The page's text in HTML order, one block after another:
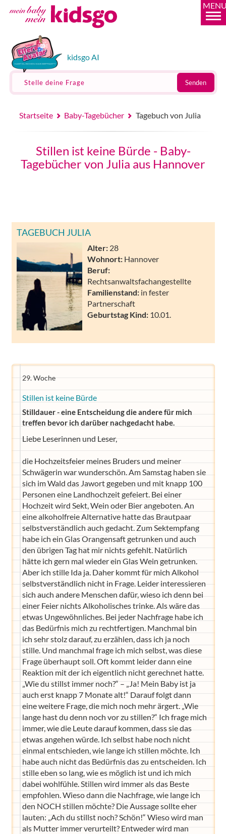
kidsgo AI
Stelle deine Frage Senden
Startseite Baby-Tagebücher Tagebuch von Julia
Stillen ist keine Bürde - Baby-
Tagebücher von Julia aus Hannover
TAGEBUCH JULIA
Alter: 28
Wohnort: Hannover
Beruf:
Rechtsanwaltsfachangestellte
Familienstand: in fester
Partnerschaft
Geburtstag Kind: 10.01.
29. Woche
Stillen ist keine Bürde
Stilldauer - eine Entscheidung die andere für mich
treffen bevor ich darüber nachgedacht habe.
Liebe Leserinnen und Leser,
die Hochzeitsfeier meines Bruders und meiner
Schwägerin war wunderschön. Am Samstag haben sie
sich im Wald das Jawort gegeben und mit knapp 100
Personen eine Landhochzeit gefeiert. Bei einer
Hochzeit wird Sekt, Wein oder Bier angeboten. An
eine alkoholfreie Alternative hatte das Brautpaar
selbstverständlich auch gedacht. Zum Sektempfang
habe ich ein Glas Orangensaft getrunken und auch
den übrigen Tag hat mir nichts gefehlt. Natürlich
hätte ich gern mal wieder ein Glas Wein getrunken.
Aber ich stille Ida ja. Daher kommt für mich Alkohol
selbstverständlich nicht in Frage. Leider interessieren
sich auch andere Menschen dafür, wieso ich denn bei
einer Feier nichts Alkoholisches trinke. Als wäre das
etwas Ungewöhnliches. Bei jeder Nachfrage habe ich
das Bedürfnis mich zu rechtfertigen. Manchmal bin
ich sehr stolz darauf, zu erzählen, dass ich ja noch
stille. Und manchmal frage ich mich selbst, was diese
Frage überhaupt soll. Oft kommt leider dann eine
Reaktion mit der ich eigentlich nicht gerechnet hatte.
„Wie du stillst immer noch?“ – „Ja! Mein Baby ist ja
auch erst knapp 7 Monate alt!“ Darauf folgt dann
eine weitere Frage, die mich noch mehr ärgert. „Wie
lange hast du denn noch vor zu stillen?“ Ich frage mich
immer, wie die Leute darauf kommen, dass sie das
etwas angehen würde. Ich selbst habe noch nicht
einmal entschieden, wie lange ich stillen möchte. Ich
habe auch nicht das Bedürfnis das zu entscheiden. Ich
stille eben so lang, wie es möglich ist und ich mich
dabei wohlfühle. Stillen wird immer als das Beste
empfohlen. Wieso dann die Nachfrage, wie lange ich
den NOCH stillen möchte? Die Aussage sollte eher
lauten: „Ach du stillst noch? Schön!“ Wieso wird man
als Mutter immer verurteilt? Entweder wird man